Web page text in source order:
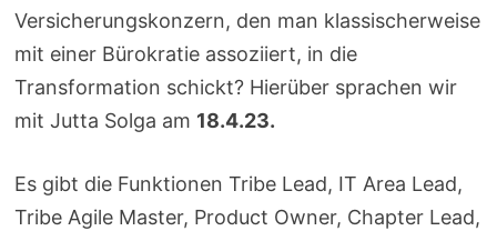
Versicherungskonzern, den man klassischerweise
mit einer Bürokratie assoziiert, in die
Transformation schickt? Hierüber sprachen wir
mit Jutta Solga am 18.4.23.
Es gibt die Funktionen Tribe Lead, IT Area Lead,
Tribe Agile Master, Product Owner, Chapter Lead,